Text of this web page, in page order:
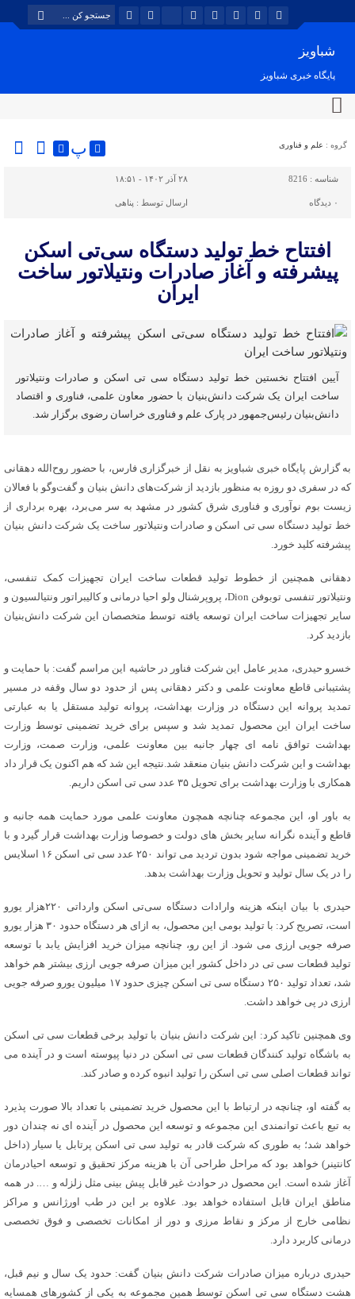
شباویز
پایگاه خبری شباویز
گروه : علم و فناوری پ
شناسه : 8216 ۲۸ آذر ۱۴۰۲ - ۱۸:۵۱
۰ دیدگاه ارسال توسط : پناهی
افتتاح خط تولید دستگاه سی‌تی اسکن
پیشرفته و آغاز صادرات ونتیلاتور ساخت
ایران
آیین افتتاح نخستین خط تولید دستگاه سی تی اسکن و صادرات ونتیلاتور
ساخت ایران یک شرکت دانش‌بنیان با حضور معاون علمی، فناوری و اقتصاد
دانش‌بنیان رئیس‌جمهور در پارک علم و فناوری خراسان رضوی برگزار شد.
به گزارش پایگاه خبری شباویز به نقل از خبرگزاری فارس، با حضور روح‌الله دهقانی
که در سفری دو روزه به منظور بازدید از شرکت‌های دانش بنیان و گفت‌و‌گو با فعالان
زیست بوم نوآوری و فناوری شرق کشور در مشهد به سر می‌برد، بهره برداری از
خط تولید دستگاه سی تی اسکن و صادرات ونتیلاتور ساخت یک شرکت دانش بنیان
پیشرفته کلید خورد.
دهقانی همچنین از خطوط تولید قطعات ساخت ایران تجهیزات کمک تنفسی،
ونتیلاتور تنفسی توبوفن Dion، پروپرشنال ولو احیا درمانی و کالیبراتور ونتیالسیون و
سایر تجهیزات ساخت ایران توسعه یافته توسط متخصصان این شرکت دانش‌بنیان
بازدید کرد.
خسرو حیدری، مدیر عامل این شرکت فناور در حاشیه این مراسم گفت: با حمایت و
پشتیبانی قاطع معاونت علمی و دکتر دهقانی پس از حدود دو سال وقفه در مسیر
تمدید پروانه این دستگاه در وزارت بهداشت، پروانه تولید مستقل یا به عبارتی
ساخت ایران این محصول تمدید شد و سپس برای خرید تضمینی توسط وزارت
بهداشت توافق نامه ای چهار جانبه بین معاونت علمی، وزارت صمت، وزارت
بهداشت و این شرکت دانش بنیان منعقد شد.نتیجه این شد که هم اکنون یک قرار داد
همکاری با وزارت بهداشت برای تحویل ۳۵ عدد سی تی اسکن داریم.
به باور او، این مجموعه چنانچه همچون معاونت علمی مورد حمایت همه جانبه و
قاطع و آینده نگرانه سایر بخش های دولت و خصوصا وزارت بهداشت قرار گیرد و با
خرید تضمینی مواجه شود بدون تردید می تواند ۲۵۰ عدد سی تی اسکن ۱۶ اسلایس
را در یک سال تولید و تحویل وزارت بهداشت بدهد.
حیدری با بیان اینکه هزینه وارادات دستگاه سی‌تی اسکن وارداتی ۲۲۰هزار یورو
است، تصریح کرد: با تولید بومی این محصول، به ازای هر دستگاه حدود ۳۰ هزار یورو
صرفه جویی ارزی می شود. از این رو، چنانچه میزان خرید افزایش یابد با توسعه
تولید قطعات سی تی در داخل کشور این میزان صرفه جویی ارزی بیشتر هم خواهد
شد، تعداد تولید ۲۵۰ دستگاه سی تی اسکن چیزی حدود ۱۷ میلیون یورو صرفه جویی
ارزی در پی خواهد داشت.
وی همچنین تاکید کرد: این شرکت دانش بنیان با تولید برخی قطعات سی تی اسکن
به باشگاه تولید کنندگان قطعات سی تی اسکن در دنیا پیوسته است و در آینده می
تواند قطعات اصلی سی تی اسکن را تولید انبوه کرده و صادر کند‌.
به گفته او، چنانچه در ارتباط با این محصول خرید تضمینی با تعداد بالا صورت پذیرد
به تبع باعث توانمندی این مجموعه و توسعه این محصول در آینده ای نه چندان دور
خواهد شد؛ به طوری که شرکت قادر به تولید سی تی اسکن پرتابل یا سیار (داخل
کانتینر) خواهد بود که مراحل طراحی آن با هزینه مرکز تحقیق و توسعه احیادرمان
آغاز شده است. این محصول در حوادث غیر قابل پیش بینی مثل زلزله و …. در همه
مناطق ایران قابل استفاده خواهد بود. علاوه بر این در طب اورژانس و مراکز
نظامی خارج از مرکز و نقاط مرزی و دور از امکانات تخصصی و فوق تخصصی
درمانی کاربرد دارد.
حیدری درباره میزان صادرات شرکت دانش بنیان گفت: حدود یک سال و نیم قبل،
هشت دستگاه سی تی اسکن توسط همین مجموعه به یکی از کشورهای همسایه